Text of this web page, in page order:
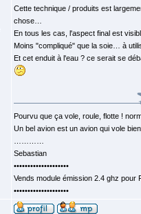
Cette technique / produits est
chose…
En tous les cas, l'aspect final est
Moins "compliqué" que la soie… à
Et cet enduit à l'eau ? ce serait se
Pourvu que ça vole, roule, flotte !
Un bel avion est un avion qui vole
Sebastian
••••••••••••••••••••
Vends module émission 2.4 ghz
••••••••••••••••••••